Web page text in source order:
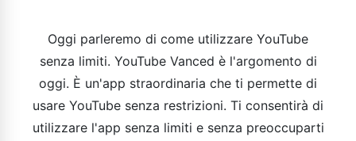
Oggi parleremo di come utilizzare YouTube
senza limiti. YouTube Vanced è l'argomento di
oggi. È un'app straordinaria che ti permette di
usare YouTube senza restrizioni. Ti consentirà di
utilizzare l'app senza limiti e senza preoccuparti